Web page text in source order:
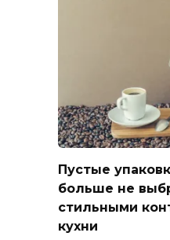
Пустые
больше не
стильными
кухни